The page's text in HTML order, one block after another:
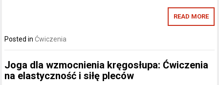
READ MORE
Posted in Ćwiczenia
Joga dla wzmocnienia kręgosłupa: Ćwiczenia
na elastyczność i siłę pleców